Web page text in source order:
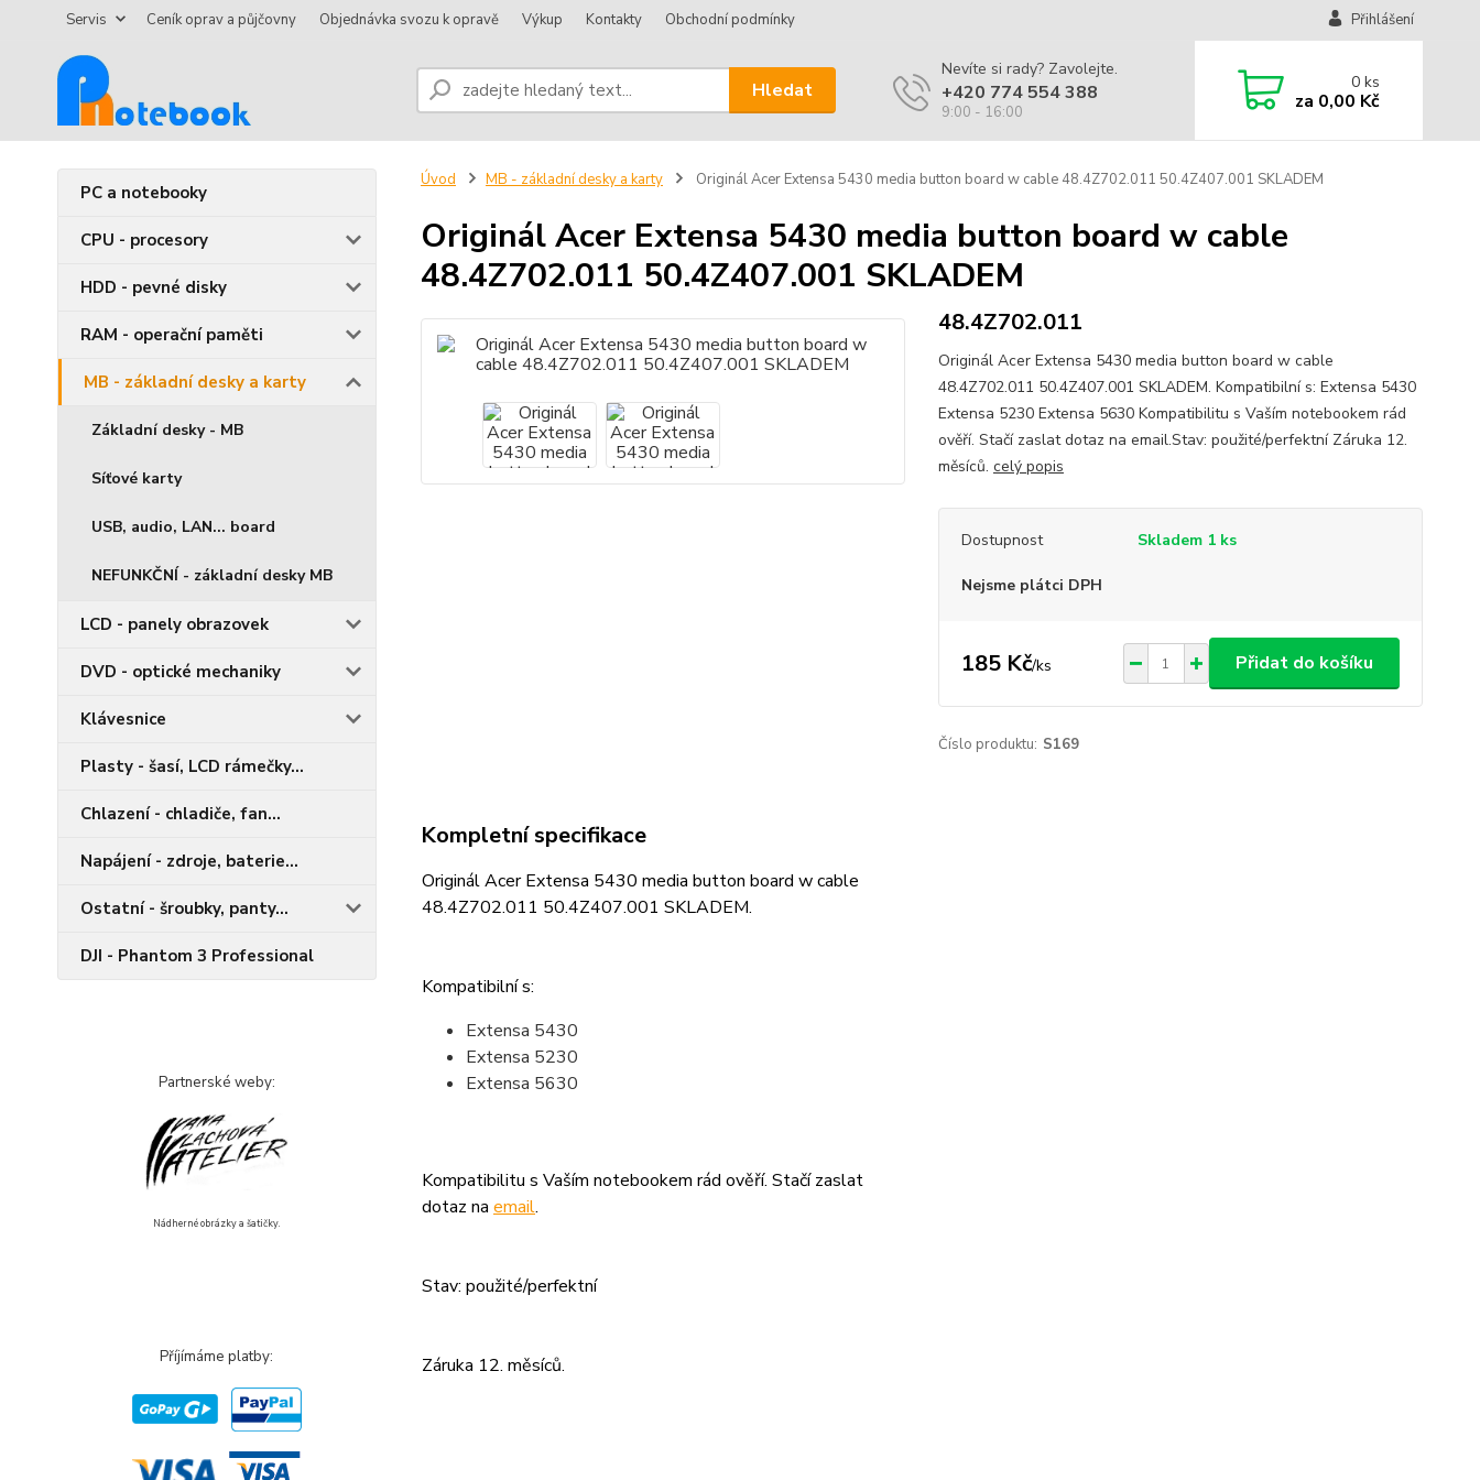
Servis Ceník oprav a půjčovny Objednávka svozu k opravě Výkup Kontakty Obchodní podmínky Přihlášení
Hledat
Nevíte si rady? Zavolejte.
+420 774 554 388
9:00 - 16:00
0ks
za 0,00 Kč
PC a notebooky
CPU - procesory
HDD - pevné disky
RAM - operační paměti
MB - základní desky a karty
Základní desky - MB
Síťové karty
USB, audio, LAN... board
NEFUNKČNÍ - základní desky MB
LCD - panely obrazovek
DVD - optické mechaniky
Klávesnice
Plasty - šasí, LCD rámečky...
Chlazení - chladiče, fan...
Napájení - zdroje, baterie...
Ostatní - šroubky, panty...
DJI - Phantom 3 Professional
Partnerské weby:
Nádherné obrázky a šatičky.
Příjímáme platby:
Úvod MB - základní desky a karty Originál Acer Extensa 5430 media button board w cable 48.4Z702.011 50.4Z407.001 SKLADEM
Originál Acer Extensa 5430 media button board w cable
48.4Z702.011 50.4Z407.001 SKLADEM
48.4Z702.011
Originál Acer Extensa 5430 media button board w cable
48.4Z702.011 50.4Z407.001 SKLADEM. Kompatibilní s: Extensa 5430
Extensa 5230 Extensa 5630 Kompatibilitu s Vaším notebookem rád
ověří. Stačí zaslat dotaz na email.Stav: použité/perfektní Záruka 12.
měsíců. celý popis
Dostupnost Skladem 1 ks
Nejsme plátci DPH
185 Kč/ks Přidat do košíku
Číslo produktu: S169
Kompletní specifikace
Originál Acer Extensa 5430 media button board w cable
48.4Z702.011 50.4Z407.001 SKLADEM.
Kompatibilní s:
Extensa 5430
Extensa 5230
Extensa 5630
Kompatibilitu s Vaším notebookem rád ověří. Stačí zaslat
dotaz na email.
Stav: použité/perfektní
Záruka 12. měsíců.